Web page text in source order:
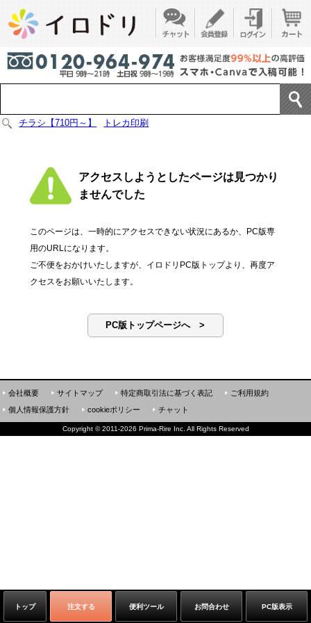
チラシ【710円～】 トレカ印刷
アクセスしようとしたページは見つかり
ませんでした
このページは、一時的にアクセスできない状況にあるか、PC版専
用のURLになります。
ご不便をおかけいたしますが、イロドリPC版トップより、再度ア
クセスをお願いいたします。
PC版トップページへ >
トップ 注文する 便利ツール お問合わせ PC版表示
会社概要 サイトマップ 特定商取引法に基づく表記
ご利用規約
個人情報保護方針
cookieポリシー チャット
Copyright ©2011-2026 Prima-Rire Inc. All Rights Reserved